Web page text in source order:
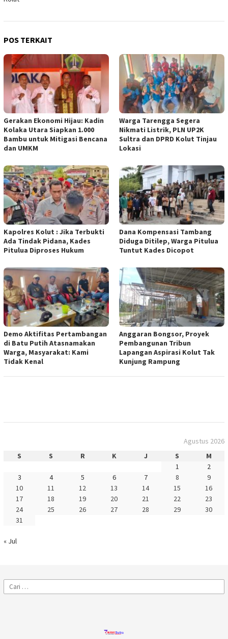
POS TERKAIT
Gerakan Ekonomi Hijau: Kadin
Kolaka Utara Siapkan 1.000
Bambu untuk Mitigasi Bencana
dan UMKM
Warga Tarengga Segera
Nikmati Listrik, PLN UP2K
Sultra dan DPRD Kolut Tinjau
Lokasi
Kapolres Kolut : Jika Terbukti
Ada Tindak Pidana, Kades
Pitulua Diproses Hukum
Dana Kompensasi Tambang
Diduga Ditilep, Warga Pitulua
Tuntut Kades Dicopot
Demo Aktifitas Pertambangan
di Batu Putih Atasnamakan
Warga, Masyarakat: Kami
Tidak Kenal
Anggaran Bongsor, Proyek
Pembangunan Tribun
Lapangan Aspirasi Kolut Tak
Kunjung Rampung
Agustus 2026
S
S R K J S
M
1
2
3
4 5 6 7 8
9
10
11 12 13 14 15
16
17
18 19 20 21 22
23
24
25 26 27 28 29
30
31
« Jul
Cari
untuk: